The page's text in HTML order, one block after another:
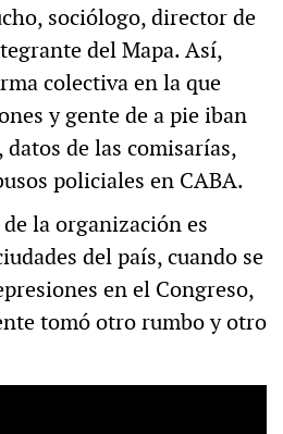
sociólogo, director de
del Mapa. Así,
colectiva en la que
y gente de a pie iban
de las comisarías,
policiales en CABA.
la organización es
del país, cuando se
en el Congreso,
tomó otro rumbo y otro